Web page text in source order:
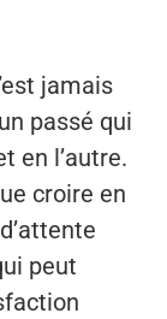
jamais
passé qui
en l’autre.
croire en
peut